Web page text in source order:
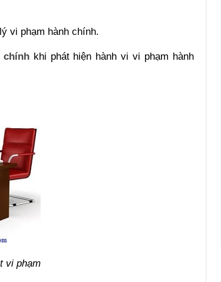
vi phạm hành chính.
chính khi phát hiện hành vi vi phạm hành
vi phạm